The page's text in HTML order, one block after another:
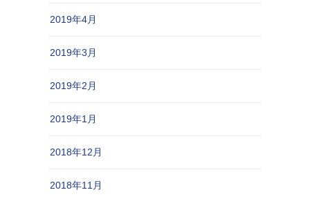
2019年4月
2019年3月
2019年2月
2019年1月
2018年12月
2018年11月